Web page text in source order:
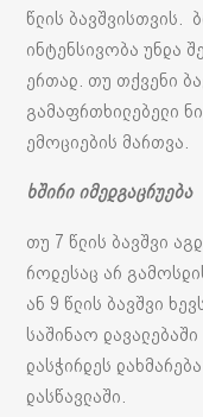
წლის ბავშვისთვის.
ინტენსივობა უნდა
ერთად. თუ თქვენი
გამაფრთხილებელი
ემოციების მართვა.
ხშირი იმედგაცრუება
თუ 7 წლის ბავშვი
როდესაც არ
ან 9 წლის ბავშვი
საშინაო
დასჭირდეს
დასწავლაში.